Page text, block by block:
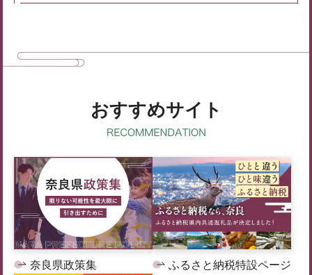
おすすめサイト
奈良県政策集 ふるさと納税特設ページ